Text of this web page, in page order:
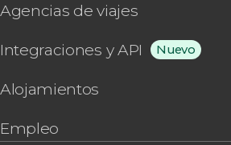
Agencias de viajes
Integraciones y API Nuevo
Alojamientos
Empleo